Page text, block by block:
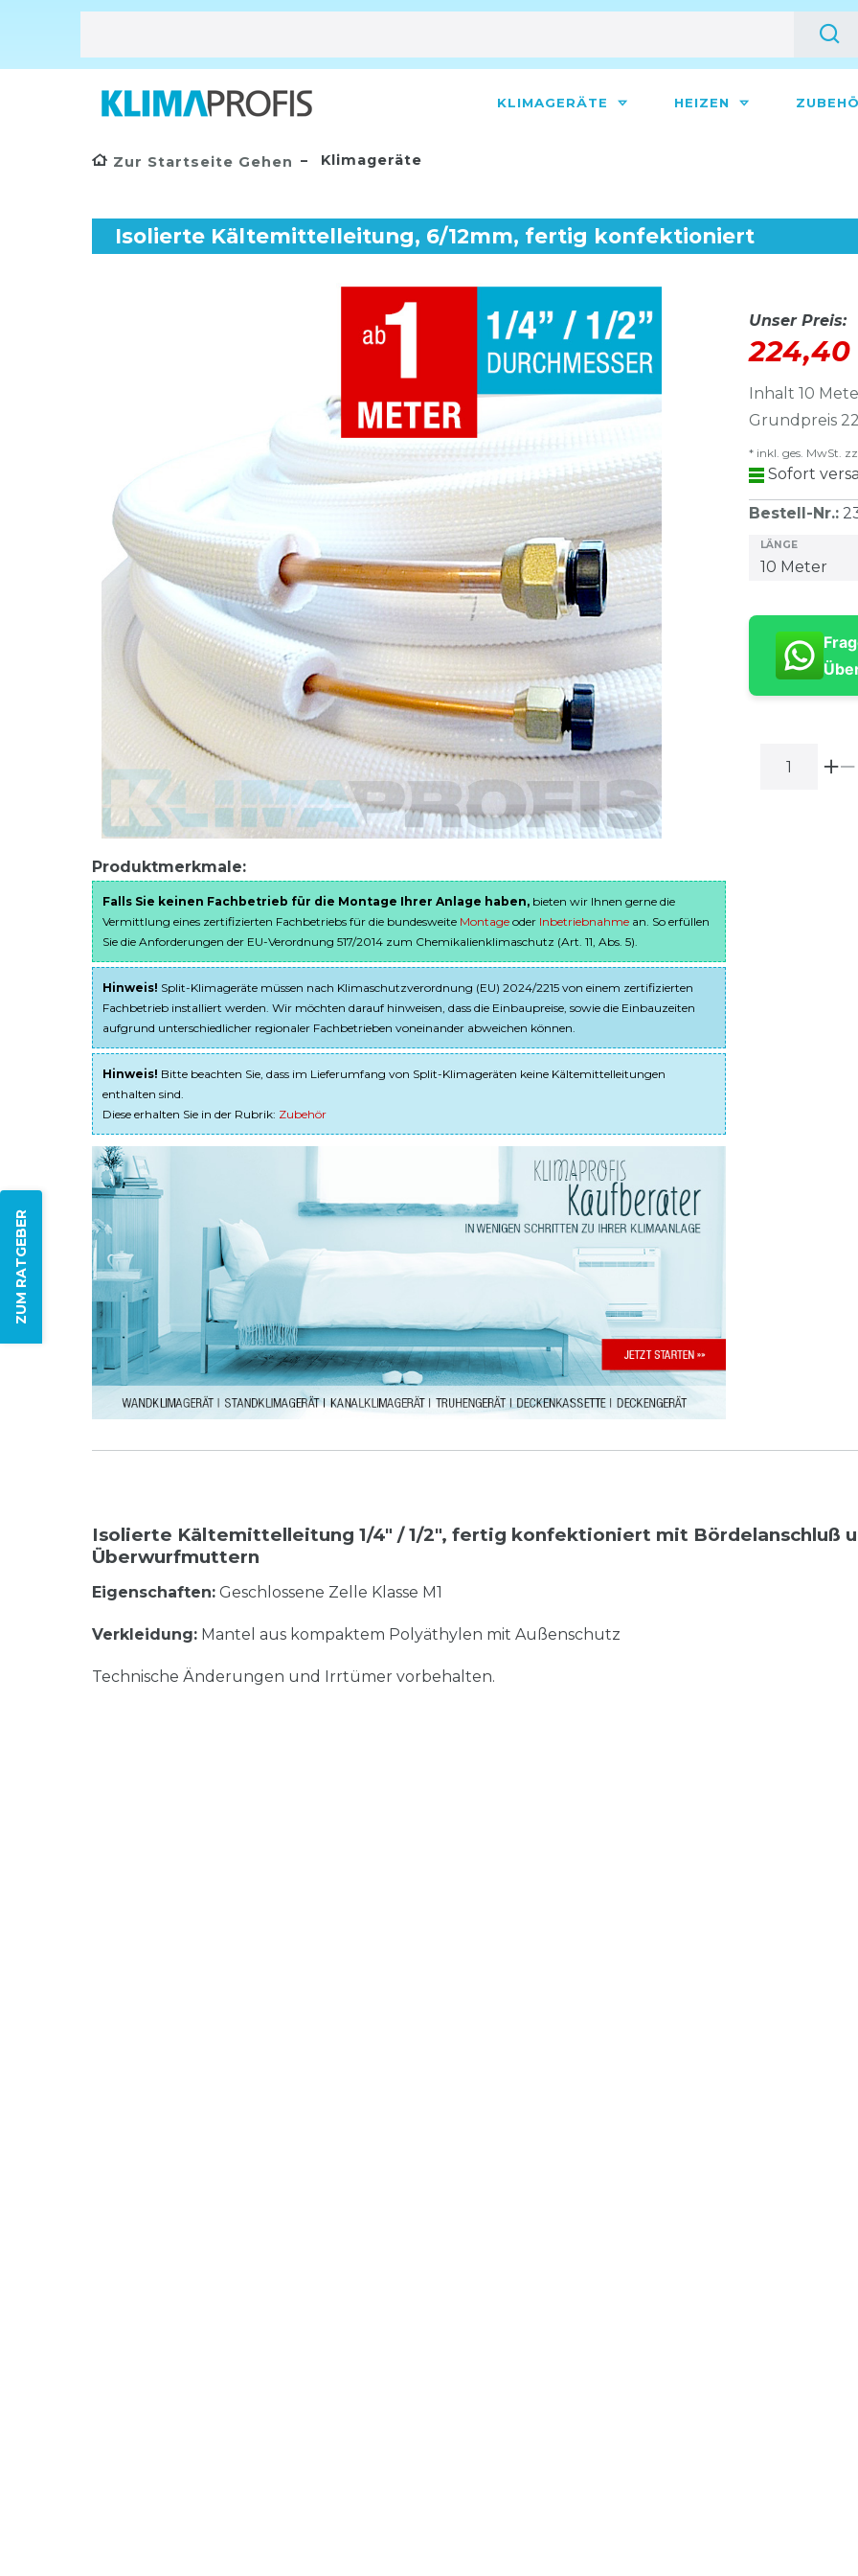
KLIMAGERÄTE HEIZEN
Zur Startseite Gehen Klimageräte
ZUM RATGEBER
Isolierte Kältemittelleitung, 6/12mm, fertig konfektioniert
Produktmerkmale:
Falls Sie keinen Fachbetrieb für die Montage Ihrer Anlage haben, bieten wir Ihnen gerne die
Vermittlung eines zertifizierten Fachbetriebs für die bundesweite Montage oder Inbetriebnahme an. So erfüllen
Sie die Anforderungen der EU-Verordnung 517/2014 zum Chemikalienklimaschutz (Art. 11, Abs. 5).
Hinweis! Split-Klimageräte müssen nach Klimaschutzverordnung (EU) 2024/2215 von einem zertifizierten
Fachbetrieb installiert werden. Wir möchten darauf hinweisen, dass die Einbaupreise, sowie die Einbauzeiten
aufgrund unterschiedlicher regionaler Fachbetrieben voneinander abweichen können.
Hinweis! Bitte beachten Sie, dass im Lieferumfang von Split-Klimageräten keine Kältemittelleitungen
enthalten sind.
Diese erhalten Sie in der Rubrik: Zubehör
Unser Preis:
Inhalt 10
Grundpreis
* inkl. ges. MwSt.
Sofort
Bestell-Nr.:
LÄNGE
Isolierte Kältemittelleitung 1/4" / 1/2", fertig konfektioniert mit Bördelanschluß
Überwurfmuttern
Eigenschaften: Geschlossene Zelle Klasse M1
Verkleidung: Mantel aus kompaktem Polyäthylen mit Außenschutz
Technische Änderungen und Irrtümer vorbehalten.